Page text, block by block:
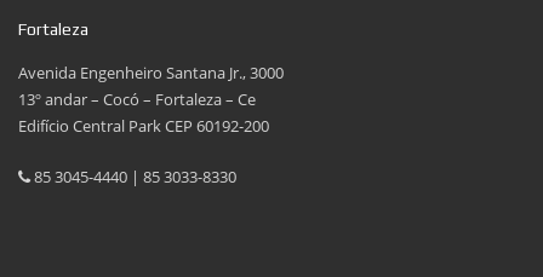
Fortaleza
Avenida Engenheiro Santana Jr., 3000
13º andar – Cocó – Fortaleza – Ce
Edifício Central Park CEP 60192-200
85 3045-4440 | 85 3033-8330